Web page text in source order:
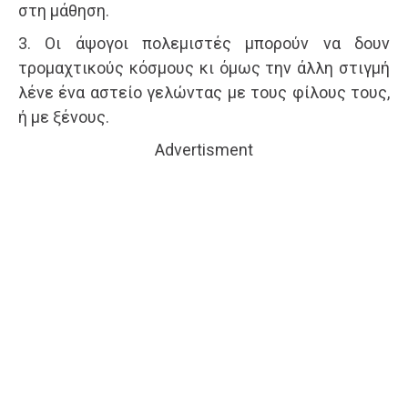
στη μάθηση.
3. Οι άψογοι πολεμιστές μπορούν να δουν
τρομαχτικούς κόσμους κι όμως την άλλη στιγμή
λένε ένα αστείο γελώντας με τους φίλους τους,
ή με ξένους.
Advertisment